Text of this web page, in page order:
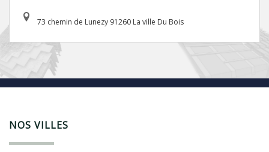
73 chemin de Lunezy 91260 La ville Du Bois
NOS VILLES